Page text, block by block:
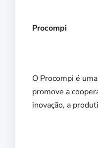
Procompi
O Procompi é
promove a
inovação, a